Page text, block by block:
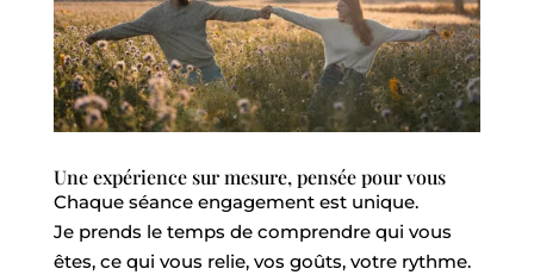
Une expérience sur mesure, pensée pour vous
Chaque séance engagement est unique.
Je prends le temps de comprendre qui vous
êtes, ce qui vous relie, vos goûts, votre rythme.